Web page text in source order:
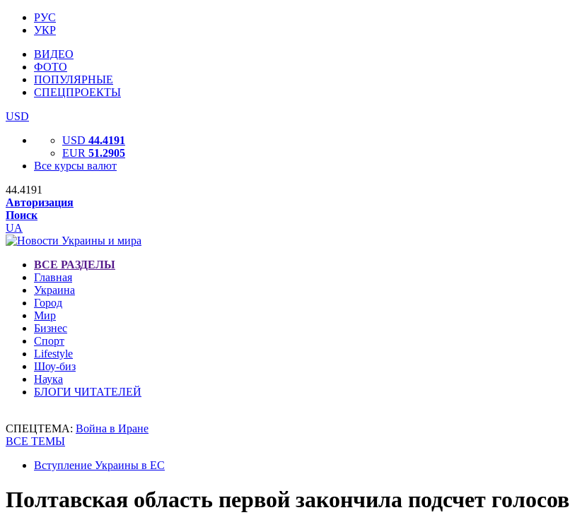
РУС
УКР
ВИДЕО
ФОТО
ПОПУЛЯРНЫЕ
СПЕЦПРОЕКТЫ
USD
USD 44.4191
EUR 51.2905
Все курсы валют
44.4191
Авторизация
Поиск
UA
ВСЕ РАЗДЕЛЫ
Главная
Украина
Город
Мир
Бизнес
Спорт
Lifestyle
Шоу-биз
Наука
БЛОГИ ЧИТАТЕЛЕЙ
СПЕЦТЕМА: Война в Иране
ВСЕ ТЕМЫ
Вступление Украины в ЕС
Полтавская область первой закончила подсчет голосов